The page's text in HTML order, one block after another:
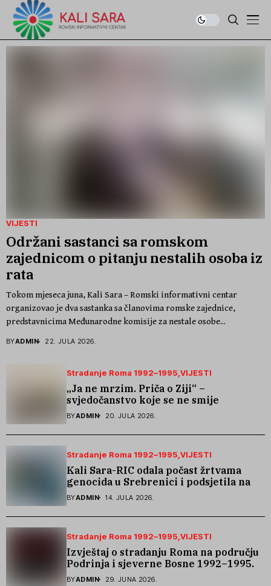
VIJESTI
Održani sastanci sa romskom
zajednicom o pitanju nestalih osoba iz
rata
Tokom mjeseca juna, Kali Sara – Romski informativni centar
organizovao je dva sastanka sa članovima romske zajednice,
predstavnicima Međunarodne komisije za nestale osobe...
BYADMIN 22. JULA 2026.
Stradanje Roma 1992–1995 VIJESTI
„Ja ne mrzim. Priča o Ziji“ –
svjedočanstvo koje se ne smije
zaboraviti
BYADMIN 20. JULA 2026.
Stradanje Roma 1992–1995 VIJESTI
Kali Sara-RIC odala počast žrtvama
genocida u Srebrenici i podsjetila na
stradanje Roma iz Skočića
BYADMIN 14. JULA 2026.
Stradanje Roma 1992–1995 VIJESTI
Izvještaj o stradanju Roma na području
Podrinja i sjeverne Bosne 1992–1995.
godine
BYADMIN 29. JUNA 2026.